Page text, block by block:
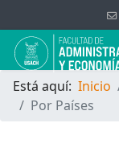
Está aquí: Inicio
Por Países